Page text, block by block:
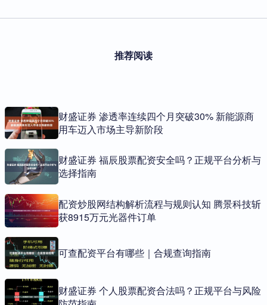
推荐阅读
财盛证券 渗透率连续四个月突破30% 新能源商
用车迈入市场主导新阶段
财盛证券 福辰股票配资安全吗？正规平台分析与
选择指南
配资炒股网结构解析流程与规则认知 腾景科技斩
获8915万元光器件订单
可查配资平台有哪些｜合规查询指南
财盛证券 个人股票配资合法吗？正规平台与风险